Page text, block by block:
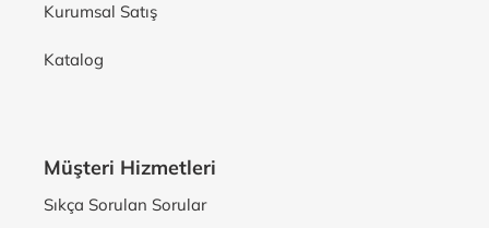
Kurumsal Satış
Katalog
Müşteri Hizmetleri
Sıkça Sorulan Sorular